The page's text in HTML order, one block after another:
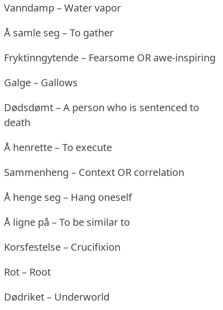
Vanndamp – Water vapor
Å samle seg – To gather
Fryktinngytende – Fearsome OR awe-inspiring
Galge – Gallows
Dødsdømt – A person who is sentenced to
death
Å henrette – To execute
Sammenheng – Context OR correlation
Å henge seg – Hang oneself
Å ligne på – To be similar to
Korsfestelse – Crucifixion
Rot – Root
Dødriket – Underworld